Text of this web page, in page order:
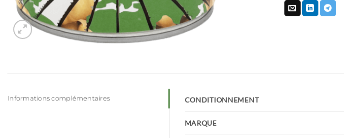
Informations complémentaires CONDITIONNEMENT
MARQUE